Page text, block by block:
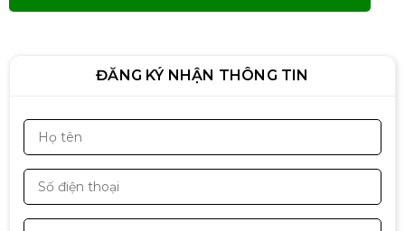
ĐĂNG KÝ NHẬN THÔNG TIN
Liên hệ
OMEN by HP Gaming Laptop 15